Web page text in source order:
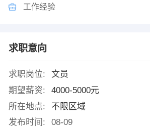
工作经验
求职意向
求职岗位:
文员
期望薪资:
4000-5000元
所在地点:
不限区域
发布时间:
08-09